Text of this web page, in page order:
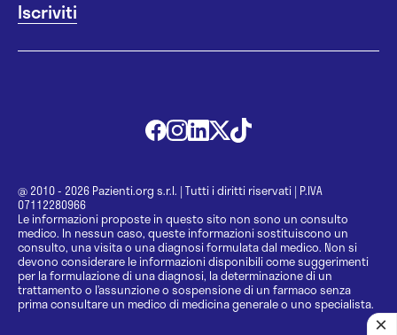
@ 2010 - 2026 Pazienti.org s.r.l. | Tutti i diritti riservati | P.IVA
07112280966
Le informazioni proposte in questo sito non sono un consulto
medico. In nessun caso, queste informazioni sostituiscono un
consulto, una visita o una diagnosi formulata dal medico. Non si
devono considerare le informazioni disponibili come suggerimenti
per la formulazione di una diagnosi, la determinazione di un
trattamento o l’assunzione o sospensione di un farmaco senza
prima consultare un medico di medicina generale o uno specialista.